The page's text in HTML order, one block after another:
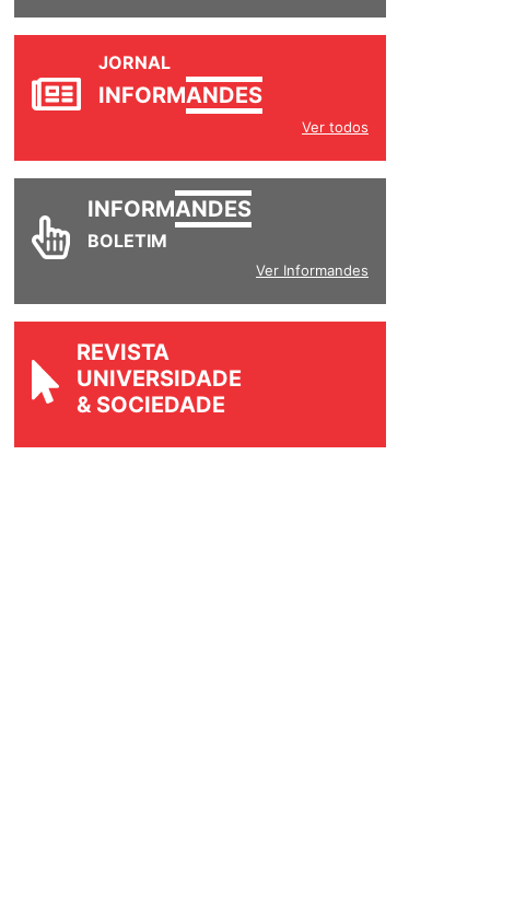
JORNAL
INFORMANDES
Ver todos
INFORMANDES
BOLETIM
Ver Informandes
REVISTA
UNIVERSIDADE
& SOCIEDADE